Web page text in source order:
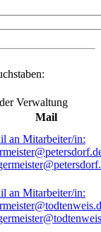
Verwaltung
Mail